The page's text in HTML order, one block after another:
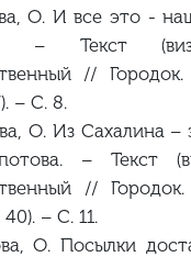
О. И все это -
– Текст
//
– С. 8.
О. Из Сахалина –
– Текст
//
– С. 11.
О. Посылки